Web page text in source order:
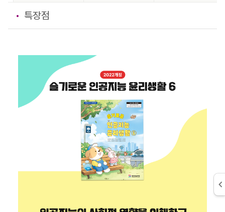
특장점